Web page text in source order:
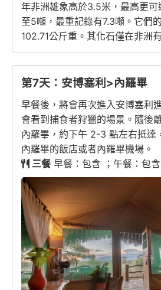
年非洲雄象高於3.5米，最高更可
至5噸，最重記錄有7.3噸。它們
102.71公斤重。其化石僅在非洲
第7天：安博塞利>內羅畢
早餐後，將會再次進入安博塞利
會看到捕食者狩獵的場景。隨後
內羅畢，約下午 2-3 點左右抵達
內羅畢的飯店或者內羅畢機場。
三餐早餐：包含 ；午餐：包